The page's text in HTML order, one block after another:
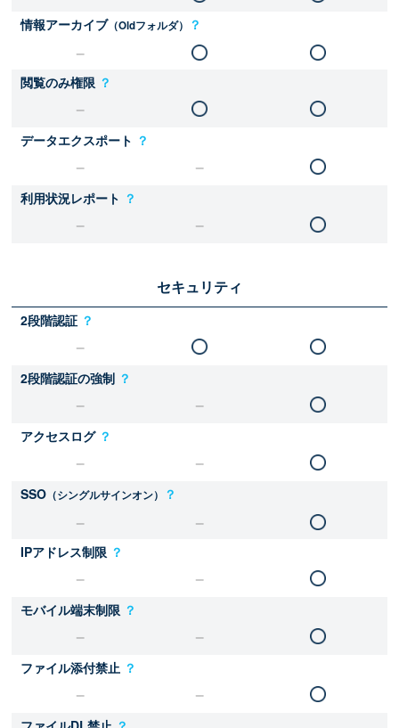
情報アーカイブ（Oldフォルダ） ？
閲覧のみ権限 ？
データエクスポート ？
利用状況レポート ？
セキュリティ
2段階認証 ？
2段階認証の強制 ？
アクセスログ ？
SSO （シングルサインオン） ？
IPアドレス制限 ？
モバイル端末制限 ？
ファイル添付禁止 ？